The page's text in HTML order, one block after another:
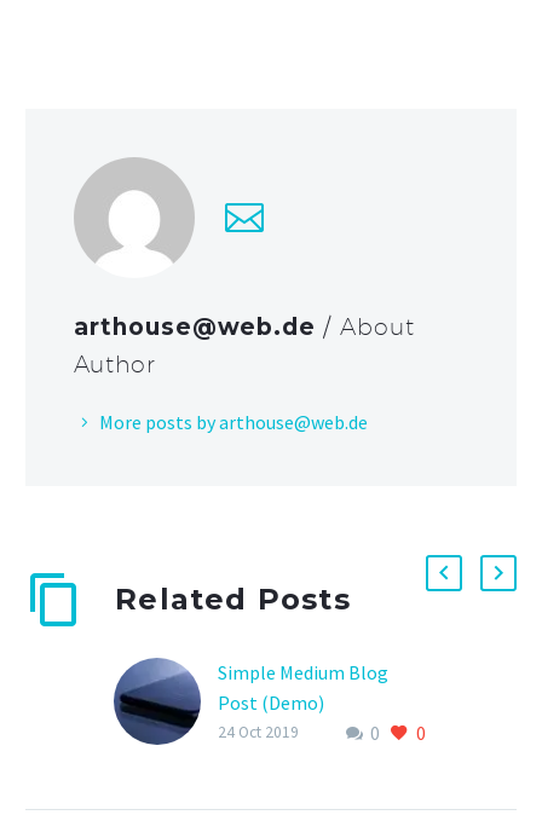
arthouse@web.de/ About
Author
More posts by arthouse@web.de
Related Posts
Simple Medium Blog
Post (Demo)
Lorem ipsum dolor sit
0 0
24 Oct 2019